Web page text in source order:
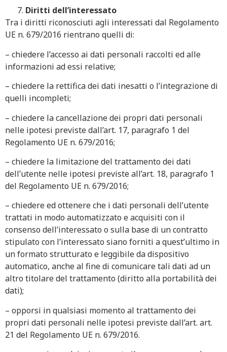
Diritti dell’interessato
Tra i diritti riconosciuti agli interessati dal Regolamento
UE n. 679/2016 rientrano quelli di:
– chiedere l’accesso ai dati personali raccolti ed alle
informazioni ad essi relative;
– chiedere la rettifica dei dati inesatti o l’integrazione di
quelli incompleti;
– chiedere la cancellazione dei propri dati personali
nelle ipotesi previste dall’art. 17, paragrafo 1 del
Regolamento UE n. 679/2016;
– chiedere la limitazione del trattamento dei dati
dell’utente nelle ipotesi previste all’art. 18, paragrafo 1
del Regolamento UE n. 679/2016;
– chiedere ed ottenere che i dati personali dell’utente
trattati in modo automatizzato e acquisiti con il
consenso dell’interessato o sulla base di un contratto
stipulato con l’interessato siano forniti a quest’ultimo in
un formato strutturato e leggibile da dispositivo
automatico, anche al fine di comunicare tali dati ad un
altro titolare del trattamento (diritto alla portabilità dei
dati);
– opporsi in qualsiasi momento al trattamento dei
propri dati personali nelle ipotesi previste dall’art. art.
21 del Regolamento UE n. 679/2016.